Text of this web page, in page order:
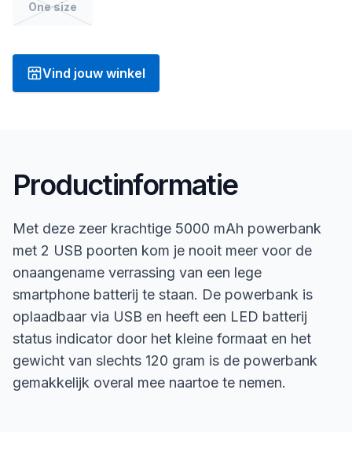
One size
Vind jouw winkel
Productinformatie
Met deze zeer krachtige 5000 mAh powerbank
met 2 USB poorten kom je nooit meer voor de
onaangename verrassing van een lege
smartphone batterij te staan. De powerbank is
oplaadbaar via USB en heeft een LED batterij
status indicator door het kleine formaat en het
gewicht van slechts 120 gram is de powerbank
gemakkelijk overal mee naartoe te nemen.